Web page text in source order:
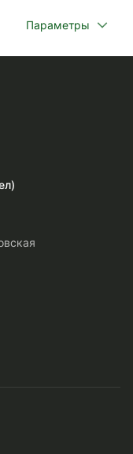
Параметры